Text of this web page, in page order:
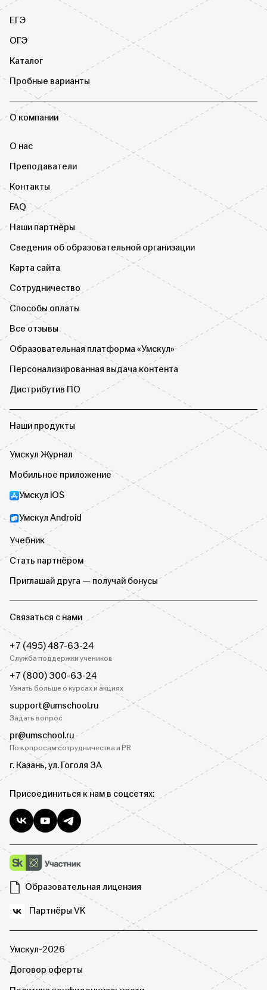
ЕГЭ
ОГЭ
Каталог
Пробные варианты
О компании
О нас
Преподаватели
Контакты
FAQ
Наши партнёры
Сведения об образовательной организации
Карта сайта
Сотрудничество
Способы оплаты
Все отзывы
Образовательная платформа «Умскул»
Персонализированная выдача контента
Дистрибутив ПО
Наши продукты
Умскул Журнал
Мобильное приложение
Умскул iOS
Умскул Android
Учебник
Стать партнёром
Приглашай друга — получай бонусы
Связаться с нами
+7 (495) 487-63-24
Служба поддержки учеников
+7 (800) 300-63-24
Узнать больше о курсах и акциях
support@umschool.ru
Задать вопрос
pr@umschool.ru
По вопросам сотрудничества и PR
г. Казань, ул. Гоголя 3А
Присоединиться к нам в соцсетях:
Образовательная лицензия
Партнёры VK
Умскул-2026
Договор оферты